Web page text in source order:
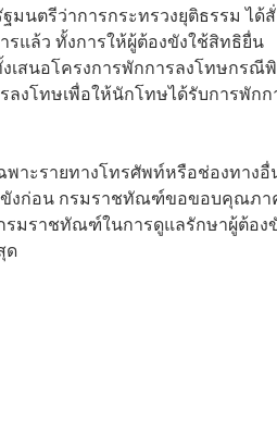
นตรีว่าการกระทรวงยุติธรรม ได้
แล้ว ทั้งการให้ผู้ต้องขังใช้สิทธิยื่น
สนอโครงการพักการลงโทษกรณี
งโทษเพื่อให้นักโทษได้รับการพักก
าะรายทางโทรศัพท์หรือช่องทางอื่
ขังก่อน กรมราชทัณฑ์ขอขอบคุณภา
รมราชทัณฑ์ในการดูแลรักษาผู้ต้อง
ด